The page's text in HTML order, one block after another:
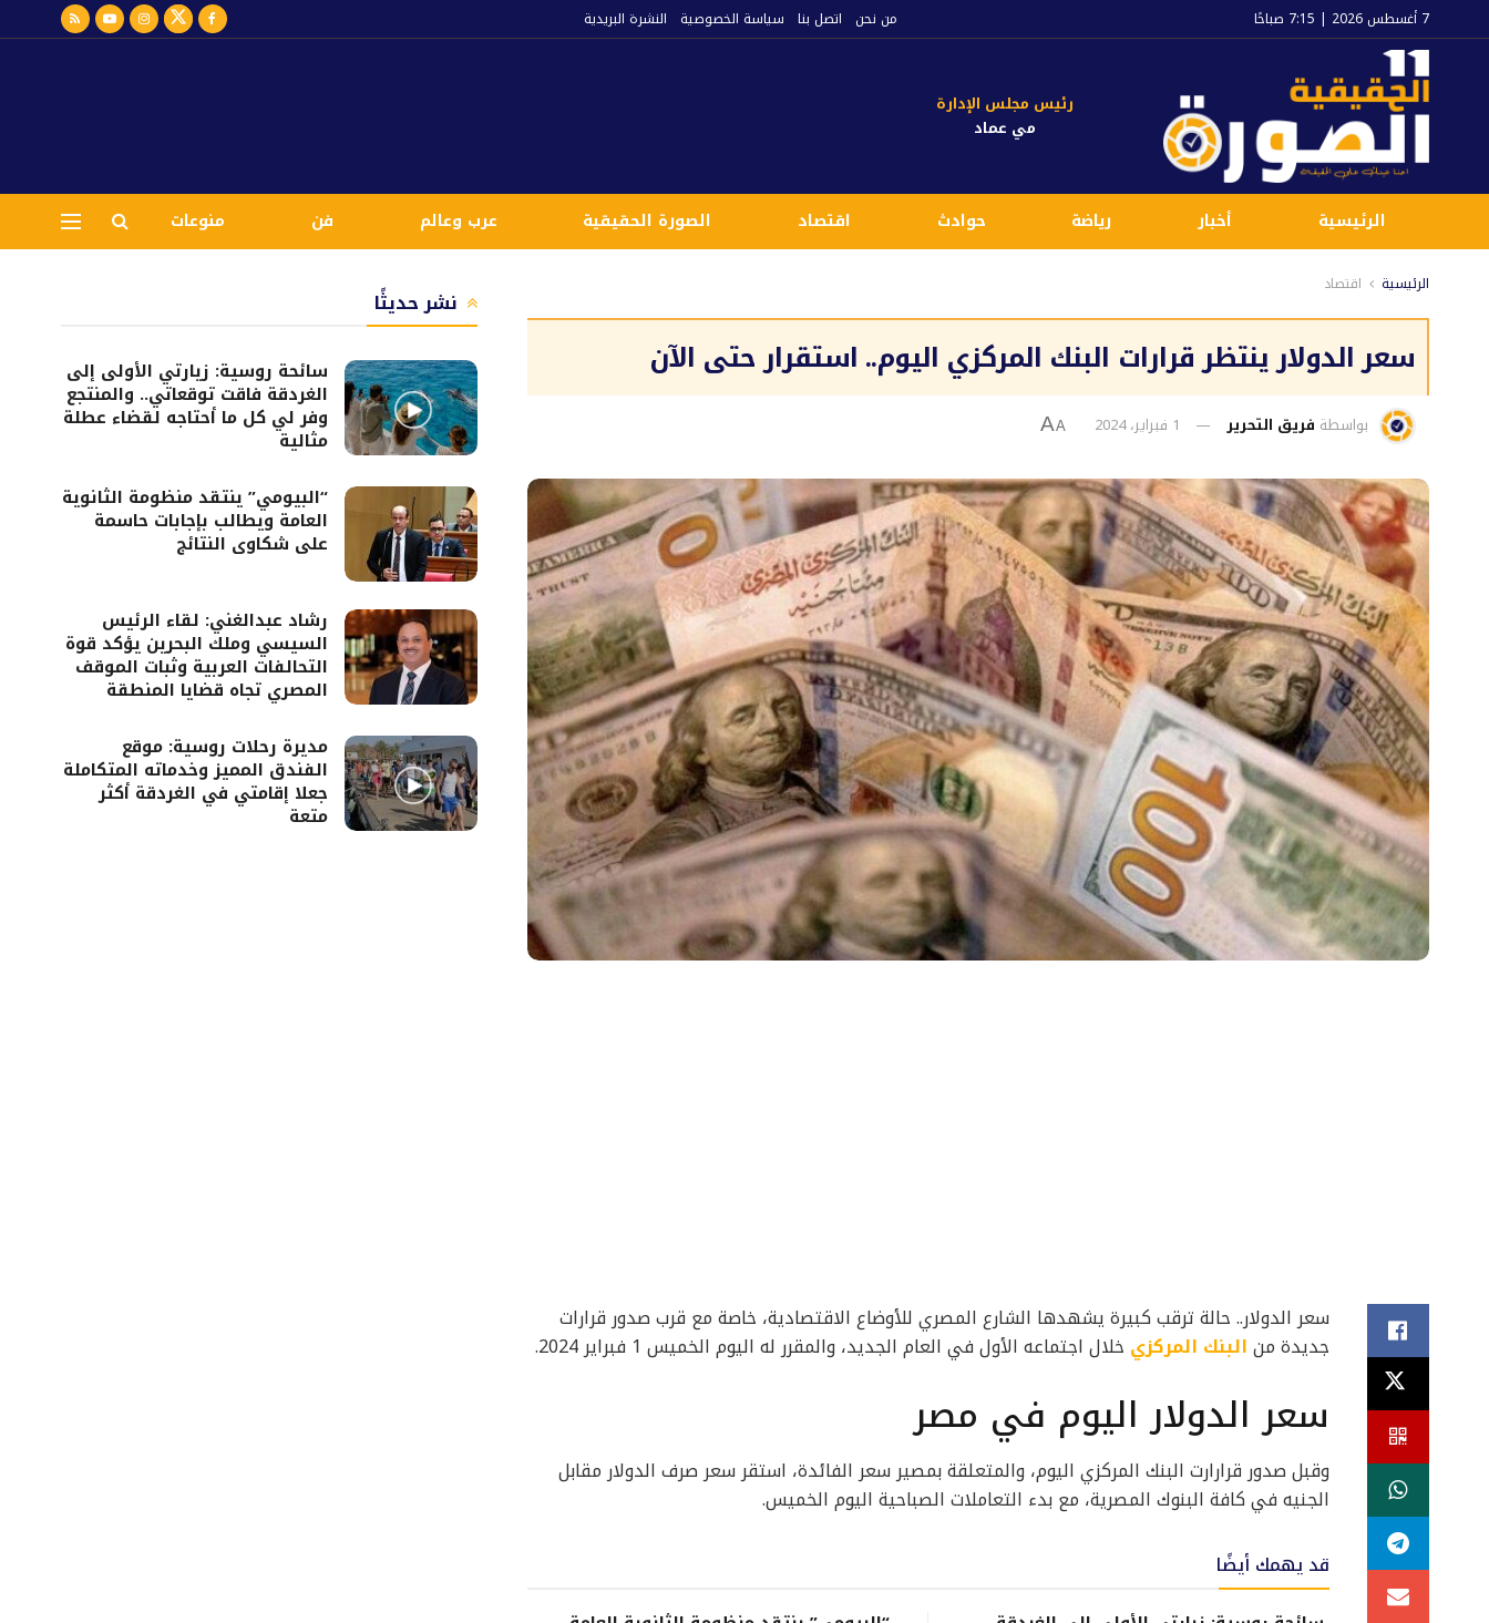
7 أغسطس 2026 | 7:15 صباحًا من نحن اتصل بنا سياسة الخصوصية النشرة البريدية
رئيس مجلس الإدارة
مي عماد
الرئيسية أخبار رياضة حوادث اقتصاد الصورة الحقيقية عرب وعالم فن منوعات
الرئيسية اقتصاد
سعر الدولار ينتظر قرارات البنك المركزي اليوم.. استقرار حتى الآن
بواسطة فريق التحرير 1 فبراير، 2024 A
A
سعر الدولار.. حالة ترقب كبيرة يشهدها الشارع المصري للأوضاع الاقتصادية، خاصة مع قرب صدور قرارات
جديدة منالبنك المركزي خلال اجتماعه الأول في العام الجديد، والمقرر له اليوم الخميس 1 فبراير 2024.
سعر الدولار اليوم في مصر
وقبل صدور قرارارت البنك المركزي اليوم، والمتعلقة بمصير سعر الفائدة، استقر سعر صرف الدولار مقابل
الجنيه في كافة البنوك المصرية، مع بدء التعاملات الصباحية اليوم الخميس.
قد يهمك أيضًا
نشر حديثًا
سائحة روسية: زيارتي الأولى إلى
الغردقة فاقت توقعاتي.. والمنتجع
وفر لي كل ما أحتاجه لقضاء عطلة
مثالية
“البيومي” ينتقد منظومة الثانوية
العامة ويطالب بإجابات حاسمة
على شكاوى النتائج
رشاد عبدالغني: لقاء الرئيس
السيسي وملك البحرين يؤكد قوة
التحالفات العربية وثبات الموقف
المصري تجاه قضايا المنطقة
مديرة رحلات روسية: موقع
الفندق المميز وخدماته المتكاملة
جعلا إقامتي في الغردقة أكثر
متعة